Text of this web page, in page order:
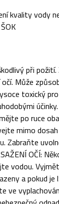
kvality vody
při
Může
toxický
po ruce
mimo
Zabraňte
OČÍ:
vodou.
a pokud
ve